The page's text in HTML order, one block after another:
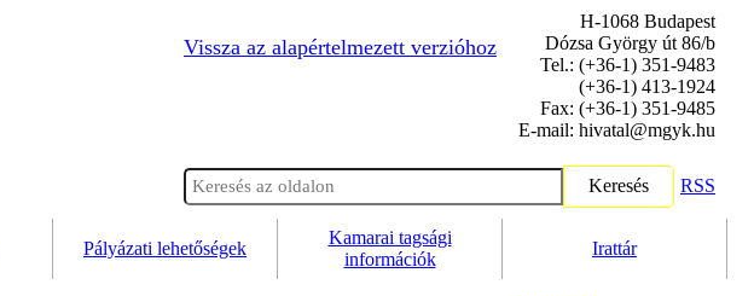
Vissza az alapértelmezett verzióhoz
H-1068 Budapest
Dózsa György út 86/b
Tel.: (+36-1) 351-9483
(+36-1) 413-1924
Fax: (+36-1) 351-9485
E-mail: hivatal@mgyk.hu
Keresés RSS
Pályázati lehetőségek
Kamarai tagsági
információk
Irattár